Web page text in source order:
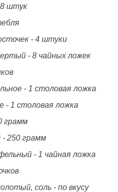
штук
- 4 штуки
- 8 чайных ложек
- 1 столовая ложка
- 1 столовая ложка
грамм
- 250 грамм
- 1 чайная ложка
соль - по вкусу